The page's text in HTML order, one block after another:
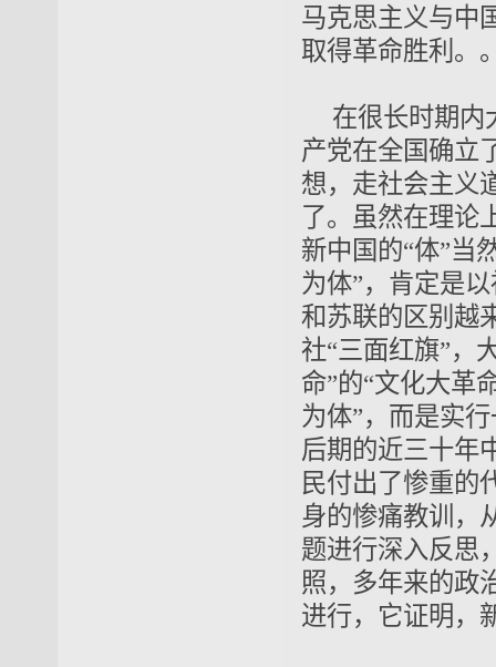
马克思主义与中
取得革命胜利。
在很长时期内
产党在全国确立
想，走社会主义
了。虽然在理论
新中国的“体”当
为体”，肯定是
和苏联的区别越
社“三面红旗”，
命”的“文化大革
为体”，而是实
后期的近三十年
民付出了惨重的
身的惨痛教训，
题进行深入反思
照，多年来的政
进行，它证明，